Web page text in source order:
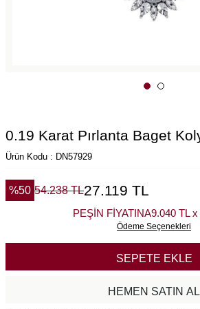
0.19 Karat Pırlanta Baget
Ürün Kodu : DN57929
%50 54.238TL27.119 TL
PEŞİN FİYATINA9.040 TL
Ödeme Seçenekleri
SEPETE EKLE
HEMEN SATIN AL